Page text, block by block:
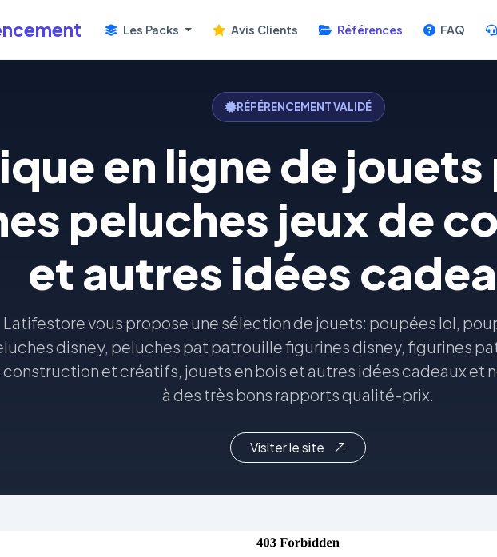
Les Packs Avis Clients Références FAQ
RÉFÉRENCEMENT VALIDÉ
en ligne de
peluches jeux de
et autres idées
Latifestore vous propose une sélection de jouets: poupées lol,
disney, peluches pat patrouille figurines disney, figurines
construction et créatifs, jouets en bois et autres idées cadeaux et
à des très bons rapports qualité-prix.
Visiter le site